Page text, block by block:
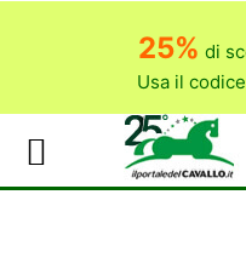
25% di
Usa il codice